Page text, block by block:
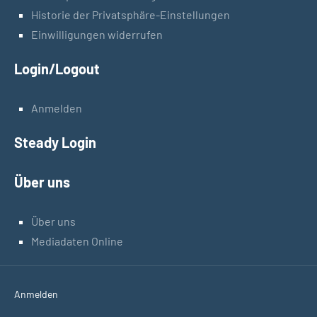
Historie der Privatsphäre-Einstellungen
Einwilligungen widerrufen
Login/Logout
Anmelden
Steady Login
Über uns
Über uns
Mediadaten Online
Anmelden